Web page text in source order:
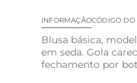
INFORMAÇÃOCÓDIGO DO
Blusa básica,
em seda. Gola
fechamento por